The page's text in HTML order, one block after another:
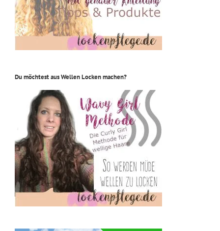
Du möchtest aus Wellen Locken machen?